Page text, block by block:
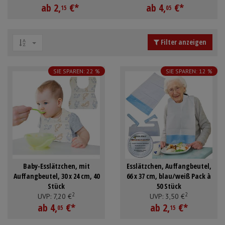
Mundpflege &
Registrieren
ab 2,15 €* ab 4,05 €*
Filter anzeigen
Baby-Esslätzchen, mit
Auffangbeutel, 30 x 24 cm, 40
Stück
UVP: 7,20 €2
ab 4,05 €*
SIE SPAREN: 22 %
Esslätzchen, Auffangbeutel,
66 x 37 cm, blau/weiß Pack à
50 Stück
UVP: 3,50 €2
ab 2,15 €*
SIE SPAREN: 12 %